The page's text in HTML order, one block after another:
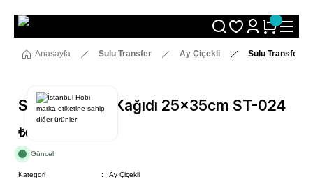
Size Özel "HG10" Koduyla Sepette Hemen %10 İndirimi Kaçırma
Anasayfa Sulu Transfer Ay Çiçekli Sulu Transfer
Sulu Transfer Kağıdı 25x35cm ST-024
₺69
Güncel
Kategori
Ay Çiçekli